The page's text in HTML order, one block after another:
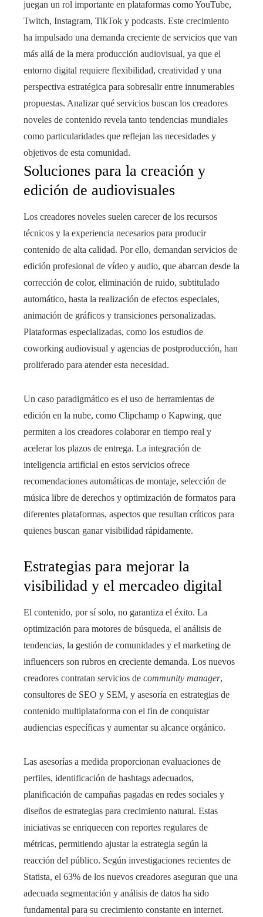
juegan un rol importante en plataformas como YouTube,
Twitch, Instagram, TikTok y podcasts. Este crecimiento
ha impulsado una demanda creciente de servicios que van
más allá de la mera producción audiovisual, ya que el
entorno digital requiere flexibilidad, creatividad y una
perspectiva estratégica para sobresalir entre innumerables
propuestas. Analizar qué servicios buscan los creadores
noveles de contenido revela tanto tendencias mundiales
como particularidades que reflejan las necesidades y
objetivos de esta comunidad.
Soluciones para la creación y
edición de audiovisuales
Los creadores noveles suelen carecer de los recursos
técnicos y la experiencia necesarios para producir
contenido de alta calidad. Por ello, demandan servicios de
edición profesional de vídeo y audio, que abarcan desde la
corrección de color, eliminación de ruido, subtitulado
automático, hasta la realización de efectos especiales,
animación de gráficos y transiciones personalizadas.
Plataformas especializadas, como los estudios de
coworking audiovisual y agencias de postproducción, han
proliferado para atender esta necesidad.
Un caso paradigmático es el uso de herramientas de
edición en la nube, como Clipchamp o Kapwing, que
permiten a los creadores colaborar en tiempo real y
acelerar los plazos de entrega. La integración de
inteligencia artificial en estos servicios ofrece
recomendaciones automáticas de montaje, selección de
música libre de derechos y optimización de formatos para
diferentes plataformas, aspectos que resultan críticos para
quienes buscan ganar visibilidad rápidamente.
Estrategias para mejorar la
visibilidad y el mercadeo digital
El contenido, por sí solo, no garantiza el éxito. La
optimización para motores de búsqueda, el análisis de
tendencias, la gestión de comunidades y el marketing de
influencers son rubros en creciente demanda. Los nuevos
creadores contratan servicios de community manager,
consultores de SEO y SEM, y asesoría en estrategias de
contenido multiplataforma con el fin de conquistar
audiencias específicas y aumentar su alcance orgánico.
Las asesorías a medida proporcionan evaluaciones de
perfiles, identificación de hashtags adecuados,
planificación de campañas pagadas en redes sociales y
diseños de estrategias para crecimiento natural. Estas
iniciativas se enriquecen con reportes regulares de
métricas, permitiendo ajustar la estrategia según la
reacción del público. Según investigaciones recientes de
Statista, el 63% de los nuevos creadores aseguran que una
adecuada segmentación y análisis de datos ha sido
fundamental para su crecimiento constante en internet.